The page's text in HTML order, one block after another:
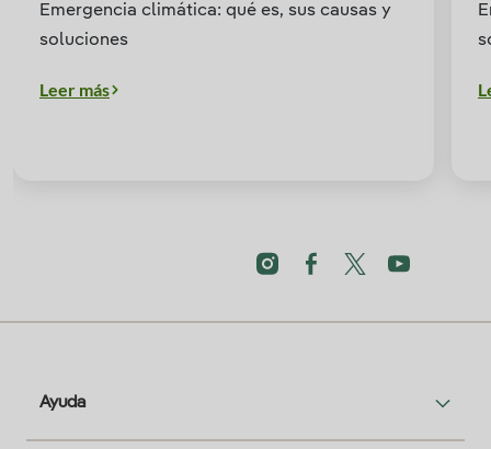
Emergencia climática: qué es, sus causas y
soluciones
Leer más
Ayuda